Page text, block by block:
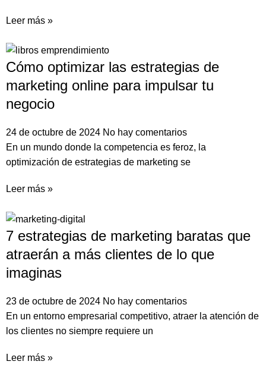
Leer más »
Cómo optimizar las estrategias de
marketing online para impulsar tu
negocio
24 de octubre de 2024 No hay comentarios
En un mundo donde la competencia es feroz, la
optimización de estrategias de marketing se
Leer más »
7 estrategias de marketing baratas que
atraerán a más clientes de lo que
imaginas
23 de octubre de 2024 No hay comentarios
En un entorno empresarial competitivo, atraer la atención de
los clientes no siempre requiere un
Leer más »